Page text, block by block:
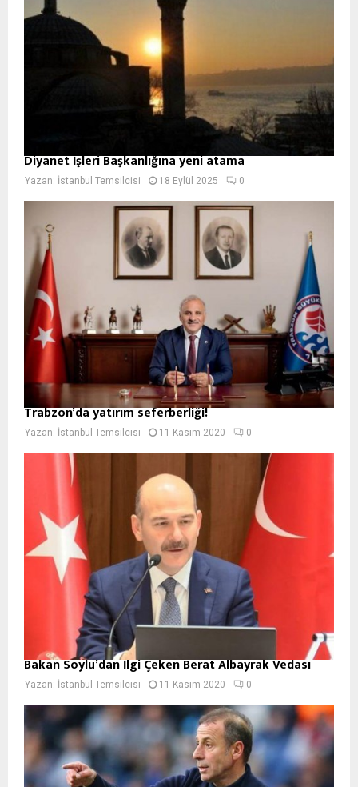
Diyanet İşleri Başkanlığına yeni atama
Yazan: İstanbul Temsilcisi 18 Eylül 2025 0
Trabzon’da yatırım seferberliği!
Yazan: İstanbul Temsilcisi 11 Kasım 2020 0
Bakan Soylu’dan İlgi Çeken Berat Albayrak Vedası
Yazan: İstanbul Temsilcisi 11 Kasım 2020 0